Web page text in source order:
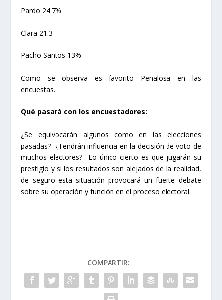
Pardo 24.7%
Clara 21.3
Pacho Santos 13%
Como se observa es favorito Peñalosa en las
encuestas.
Qué pasará con los encuestadores:
¿Se equivocarán algunos como en las elecciones
pasadas? ¿Tendrán influencia en la decisión de voto de
muchos electores? Lo único cierto es que jugarán su
prestigio y si los resultados son alejados de la realidad,
de seguro esta situación provocará un fuerte debate
sobre su operación y función en el proceso electoral.
COMPARTIR: